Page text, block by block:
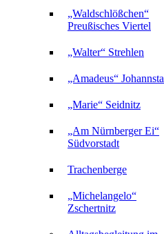
„Waldschlößchen“
Preußisches Viertel
„Walter“ Strehlen
„Amadeus“
„Marie“ Seidnitz
„Am Nürnberger Ei“
Südvorstadt
Trachenberge
„Michelangelo“
Zschertnitz